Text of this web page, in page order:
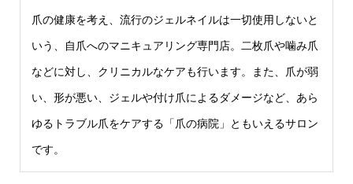
爪の健康を考え、流行のジェルネイルは一切使用しないと
いう、自爪へのマニキュアリング専門店。二枚爪や噛み爪
などに対し、クリニカルなケアも行います。また、爪が弱
い、形が悪い、ジェルや付け爪によるダメージなど、あら
ゆるトラブル爪をケアする「爪の病院」ともいえるサロン
です。